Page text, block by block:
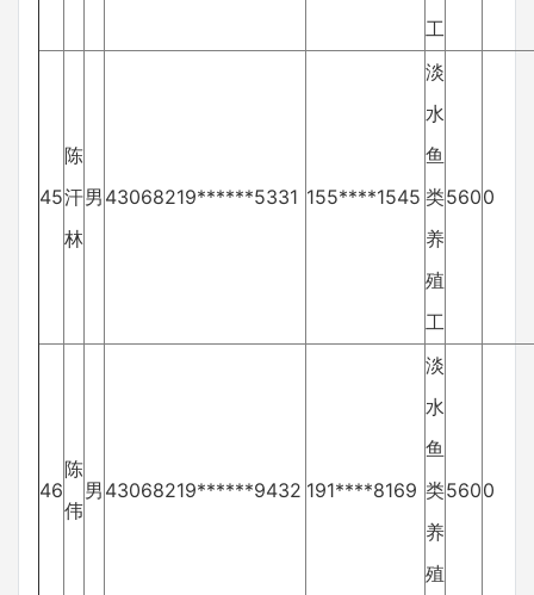
工
45
陈
汗
林
男 43068219******5331 155****1545
淡
水
鱼
类
养
殖
工
5600
46
陈
伟
男 43068219******9432 191****8169
淡
水
鱼
类
养
殖
5600